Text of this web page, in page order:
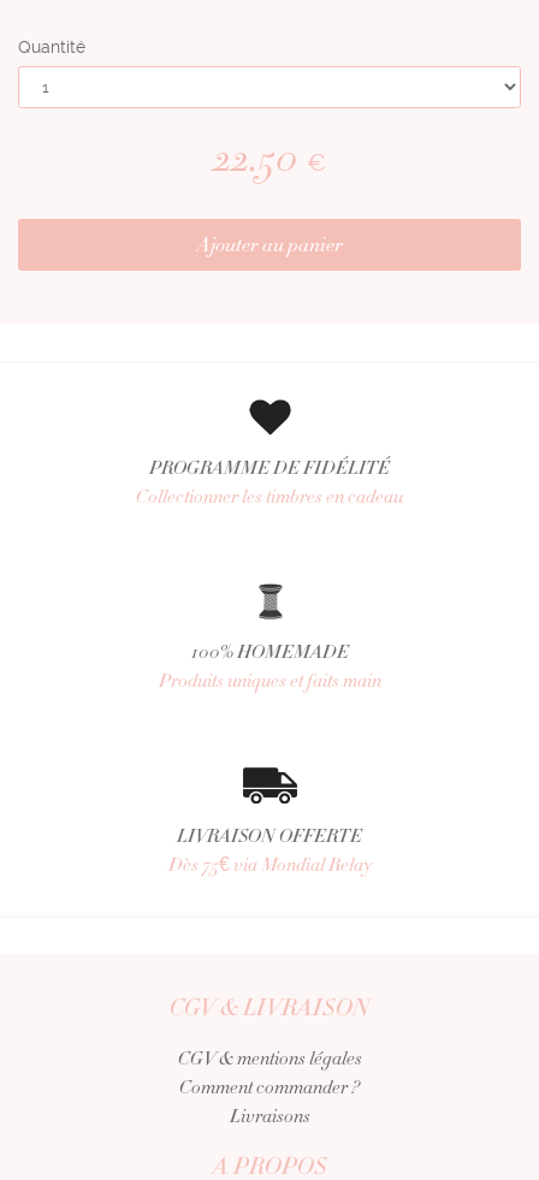
Quantité
22.50 €
Ajouter au panier
PROGRAMME DE FIDÉLITÉ
Collectionner les timbres en cadeau
100% HOMEMADE
Produits uniques et faits main
LIVRAISON OFFERTE
Dès 75€ via Mondial Relay
CGV & LIVRAISON
CGV & mentions légales
Comment commander ?
Livraisons
A PROPOS